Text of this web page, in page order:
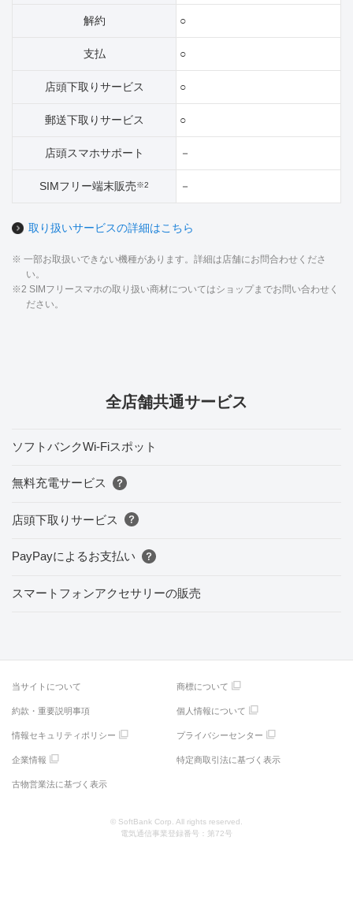
解約 ○
支払 ○
店頭下取りサービス ○
郵送下取りサービス ○
店頭スマホサポート －
SIMフリー端末販売※2 －
取り扱いサービスの詳細はこちら
※ 一部お取扱いできない機種があります。詳細は店舗にお問合わせくださ
い。
※2 SIMフリースマホの取り扱い商材についてはショップまでお問い合わせく
ださい。
全店舗共通サービス
ソフトバンクWi-Fiスポット
無料充電サービス
店頭下取りサービス
PayPayによるお支払い
スマートフォンアクセサリーの販売
当サイトについて 商標について
約款・重要説明事項 個人情報について
情報セキュリティポリシー プライバシーセンター
企業情報 特定商取引法に基づく表示
古物営業法に基づく表示
© SoftBank Corp. All rights reserved.
電気通信事業登録番号：第72号